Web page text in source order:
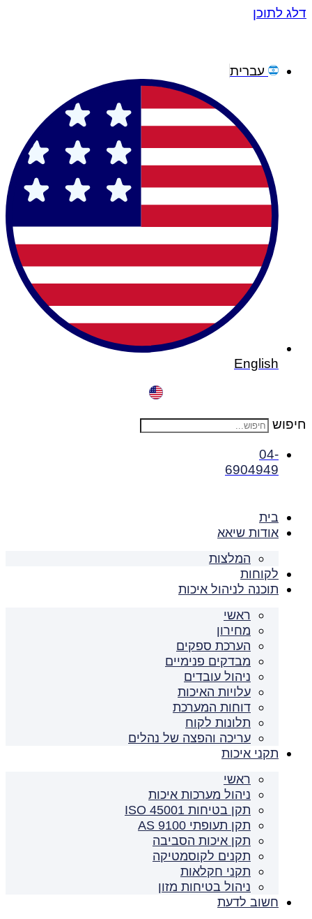
עברית
English
04-
6904949
בית
אודות שיאא
המלצות
לקוחות
תוכנה לניהול איכות
ראשי
מחירון
הערכת ספקים
מבדקים פנימיים
ניהול עובדים
עלויות האיכות
דוחות המערכת
תלונות לקוח
עריכה והפצה של נהלים
תקני איכות
ראשי
ניהול מערכות איכות
תקן בטיחות ISO 45001
תקן תעופתי AS 9100
תקן איכות הסביבה
תקנים לקוסמטיקה
תקני חקלאות
ניהול בטיחות מזון
חשוב לדעת